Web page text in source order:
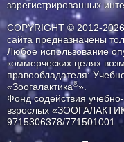
зарегистрированных
COPYRIGHT © 2012-
сайта предназначены
Любое использование
коммерческих целях
правообладателя:
«Зоогалактика®».
Фонд содействия
взрослых
9715306378/771501001